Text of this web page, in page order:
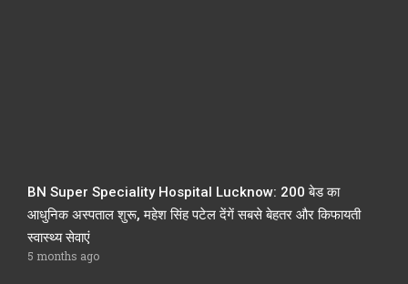
BN Super Speciality Hospital Lucknow: 200 बेड का
आधुनिक अस्पताल शुरू, महेश सिंह पटेल देंगें सबसे बेहतर और किफायती
स्वास्थ्य सेवाएं
5 months ago